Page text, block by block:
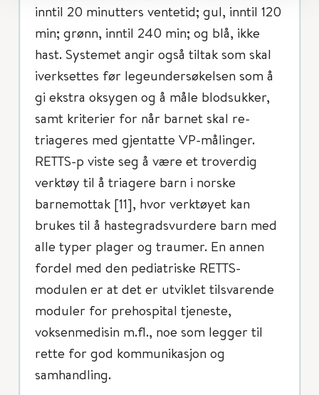
inntil 20 minutters ventetid; gul, inntil 120
min; grønn, inntil 240 min; og blå, ikke
hast. Systemet angir også tiltak som skal
iverksettes før legeundersøkelsen som å
gi ekstra oksygen og å måle blodsukker,
samt kriterier for når barnet skal re-
triageres med gjentatte VP-målinger.
RETTS-p viste seg å være et troverdig
verktøy til å triagere barn i norske
barnemottak [11], hvor verktøyet kan
brukes til å hastegradsvurdere barn med
alle typer plager og traumer. En annen
fordel med den pediatriske RETTS-
modulen er at det er utviklet tilsvarende
moduler for prehospital tjeneste,
voksenmedisin m.fl., noe som legger til
rette for god kommunikasjon og
samhandling.